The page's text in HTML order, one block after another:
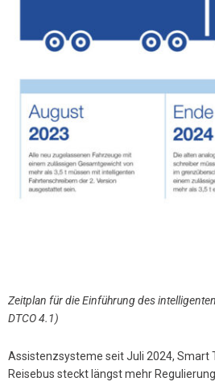
Zeitplan für die Einführung des
DTCO 4.1)
Assistenzsysteme seit Juli 2024, Smart
Reisebus steckt längst mehr